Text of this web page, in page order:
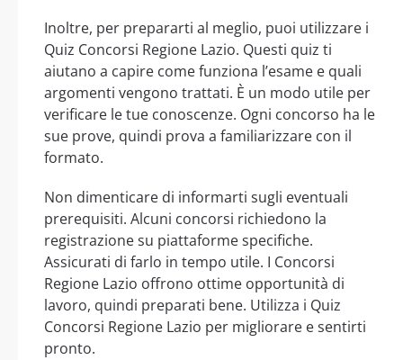
Inoltre, per prepararti al meglio, puoi utilizzare i
Quiz Concorsi Regione Lazio. Questi quiz ti
aiutano a capire come funziona l’esame e quali
argomenti vengono trattati. È un modo utile per
verificare le tue conoscenze. Ogni concorso ha le
sue prove, quindi prova a familiarizzare con il
formato.
Non dimenticare di informarti sugli eventuali
prerequisiti. Alcuni concorsi richiedono la
registrazione su piattaforme specifiche.
Assicurati di farlo in tempo utile. I Concorsi
Regione Lazio offrono ottime opportunità di
lavoro, quindi preparati bene. Utilizza i Quiz
Concorsi Regione Lazio per migliorare e sentirti
pronto.